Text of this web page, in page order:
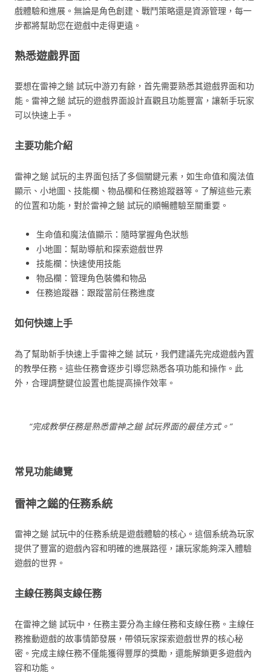
戲體驗和進展。無論是角色創建、戰鬥策略還是資源管理，每一
步都將幫助您在遊戲中走得更遠。
熟悉遊戲界面
要想在雷神之鎚 試玩中游刃有餘，首先需要熟悉其遊戲界面和功
能。雷神之鎚 試玩的遊戲界面設計直觀且功能豐富，讓新手玩家
可以快速上手。
主要功能介紹
雷神之鎚 試玩的主界面包括了多個關鍵元素，如生命值和魔法值
顯示、小地圖、技能欄、物品欄和任務追蹤器等。了解這些元素
的位置和功能，對於雷神之鎚 試玩的順暢體驗至關重要。
生命值和魔法值顯示：隨時掌握角色狀態
小地圖：幫助導航和探索遊戲世界
技能欄：快速使用技能
物品欄：管理角色裝備和物品
任務追蹤器：跟蹤當前任務進度
如何快速上手
為了幫助新手快速上手雷神之鎚 試玩，我們建議先完成遊戲內置
的教學任務。這些任務會逐步引導您熟悉各項功能和操作。此
外，合理調整鍵位設置也能提高操作效率。
“完成教學任務是熟悉雷神之鎚 試玩界面的最佳方式。”
常見功能總覽
雷神之鎚的任務系統
雷神之鎚 試玩中的任務系統是遊戲體驗的核心。這個系統為玩家
提供了豐富的遊戲內容和明確的進展路徑，讓玩家能夠深入體驗
遊戲的世界。
主線任務與支線任務
在雷神之鎚 試玩中，任務主要分為主線任務和支線任務。主線任
務推動遊戲的故事情節發展，帶領玩家探索遊戲世界的核心秘
密。完成主線任務不僅能獲得豐厚的獎勵，還能解鎖更多遊戲內
容和功能。